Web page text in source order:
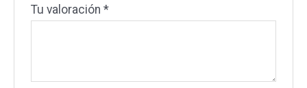
Tu valoración*